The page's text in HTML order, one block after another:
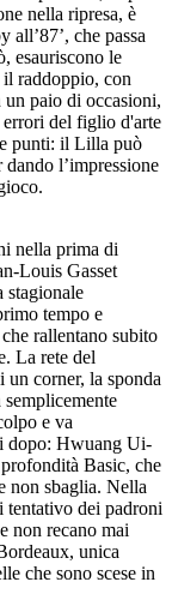
nella ripresa, è
all’87’, che passa
esauriscono le
raddoppio, con
paio di occasioni,
errori del figlio d'arte
punti: il Lilla può
l’impressione
nella prima di
Louis Gasset
stagionale
tempo e
rallentano subito
La rete del
corner, la sponda
e va
dopo: Hwuang Ui-
Basic, che
non sbaglia. Nella
dei padroni
non recano mai
unica
che sono scese in